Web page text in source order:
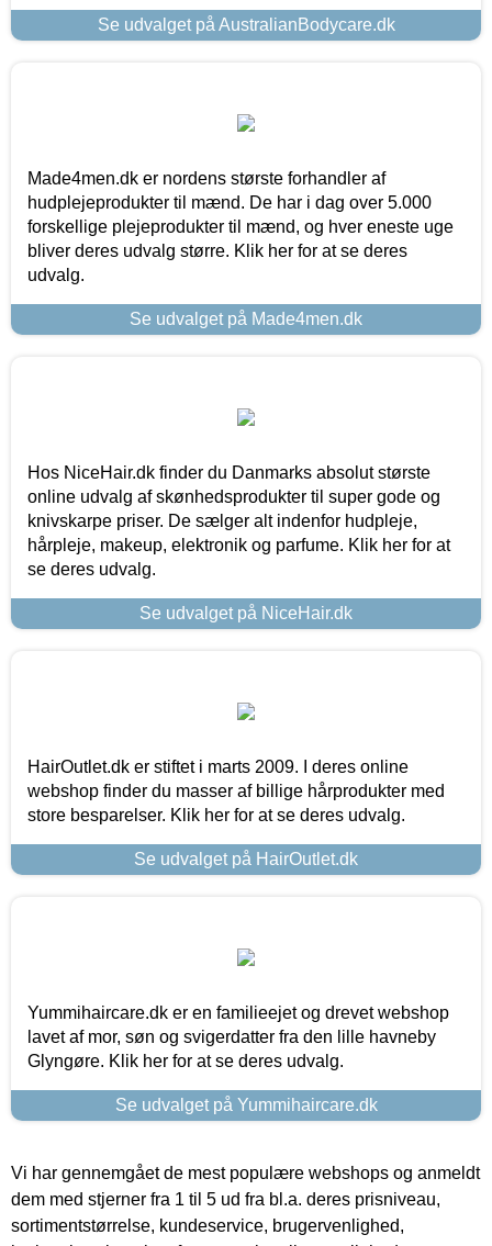
Se udvalget på AustralianBodycare.dk
Made4men.dk er nordens største forhandler af
hudplejeprodukter til mænd. De har i dag over 5.000
forskellige plejeprodukter til mænd, og hver eneste uge
bliver deres udvalg større. Klik her for at se deres
udvalg.
Se udvalget på Made4men.dk
Hos NiceHair.dk finder du Danmarks absolut største
online udvalg af skønhedsprodukter til super gode og
knivskarpe priser. De sælger alt indenfor hudpleje,
hårpleje, makeup, elektronik og parfume. Klik her for at
se deres udvalg.
Se udvalget på NiceHair.dk
HairOutlet.dk er stiftet i marts 2009. I deres online
webshop finder du masser af billige hårprodukter med
store besparelser. Klik her for at se deres udvalg.
Se udvalget på HairOutlet.dk
Yummihaircare.dk er en familieejet og drevet webshop
lavet af mor, søn og svigerdatter fra den lille havneby
Glyngøre. Klik her for at se deres udvalg.
Se udvalget på Yummihaircare.dk
Vi har gennemgået de mest populære webshops og anmeldt
dem med stjerner fra 1 til 5 ud fra bl.a. deres prisniveau,
sortimentstørrelse, kundeservice, brugervenlighed,